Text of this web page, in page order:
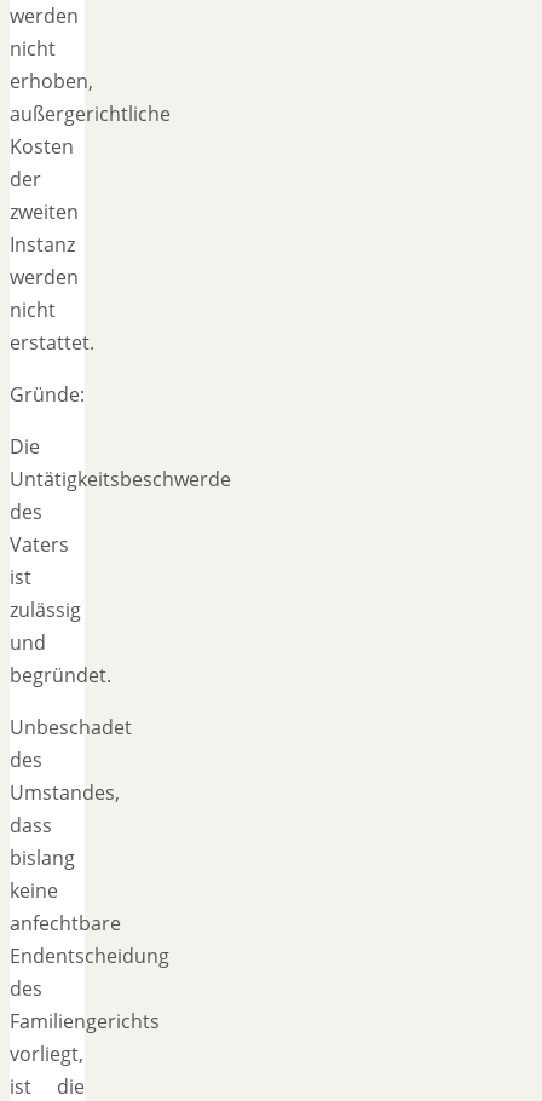
werden
nicht
erhoben,
außergerichtliche
Kosten
der
zweiten
Instanz
werden
nicht
erstattet.
Gründe:
Die
Untätigkeitsbeschwerde
des
Vaters
ist
zulässig
und
begründet.
Unbeschadet
des
Umstandes,
dass
bislang
keine
anfechtbare
Endentscheidung
des
Familiengerichts
vorliegt,
ist die